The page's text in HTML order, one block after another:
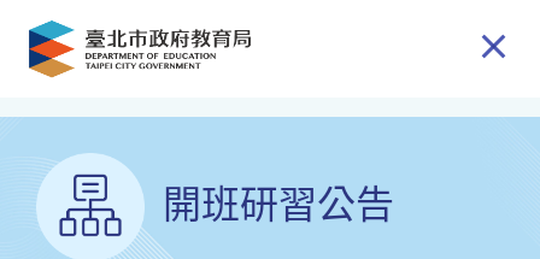
跳到主要內容
開班研習公告